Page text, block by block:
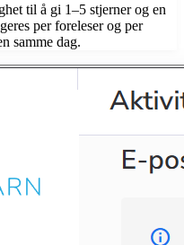
til å gi 1–5 stjerner og en
per foreleser og per
samme dag.